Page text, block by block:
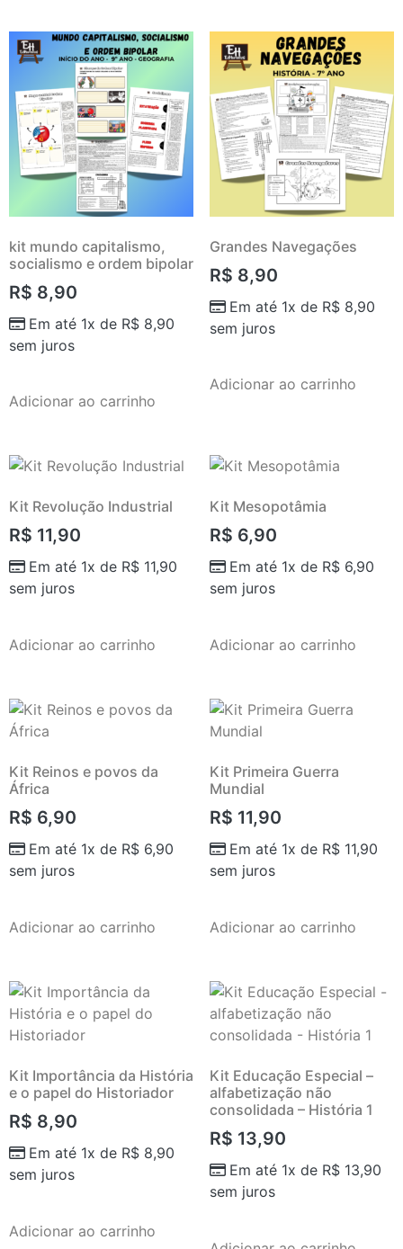
kit mundo capitalismo,
socialismo e ordem bipolar
R$ 8,90
Em até 1x de R$ 8,90
sem juros
Adicionar ao carrinho
Grandes Navegações
R$ 8,90
Em até 1x de R$8,90
sem juros
Adicionar ao carrinho
Kit Revolução Industrial
R$ 11,90
Em até 1x de R$ 11,90
sem juros
Adicionar ao carrinho
Kit Mesopotâmia
R$ 6,90
Em até 1x de R$6,90
sem juros
Adicionar ao carrinho
Kit Reinos e povos da
África
R$ 6,90
Em até 1x de R$ 6,90
sem juros
Adicionar ao carrinho
Kit Primeira Guerra
Mundial
R$ 11,90
Em até 1x de R$11,90
sem juros
Adicionar ao carrinho
Kit Importância da História
e o papel do Historiador
R$ 8,90
Em até 1x de R$ 8,90
sem juros
Adicionar ao carrinho
Kit Educação Especial –
alfabetização não
consolidada – História 1
R$ 13,90
Em até 1x de R$13,90
sem juros